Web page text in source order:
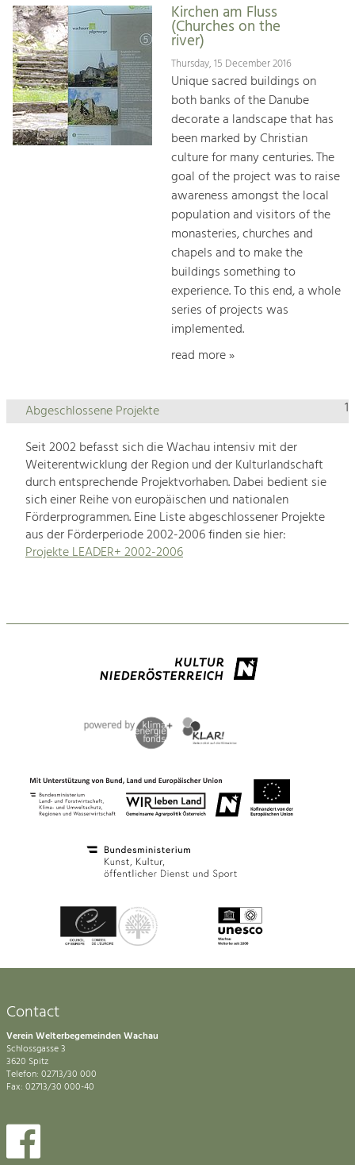
Kirchen am Fluss
(Churches on the
river)
Thursday, 15 December 2016
Unique sacred buildings on
both banks of the Danube
decorate a landscape that has
been marked by Christian
culture for many centuries. The
goal of the project was to raise
awareness amongst the local
population and visitors of the
monasteries, churches and
chapels and to make the
buildings something to
experience. To this end, a whole
series of projects was
implemented.
read more »
1
Abgeschlossene Projekte
Seit 2002 befasst sich die Wachau intensiv mit der
Weiterentwicklung der Region und der Kulturlandschaft
durch entsprechende Projektvorhaben. Dabei bedient sie
sich einer Reihe von europäischen und nationalen
Förderprogrammen. Eine Liste abgeschlossener Projekte
aus der Förderperiode 2002-2006 finden sie hier:
Projekte LEADER+ 2002-2006
Contact
Verein Welterbegemeinden Wachau
Schlossgasse 3
3620 Spitz
Telefon: 02713/30 000
Fax: 02713/30 000-40